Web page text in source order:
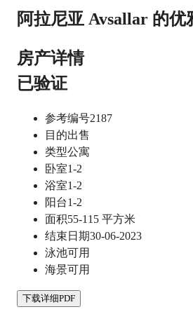
阿拉尼亚 Avsallar 的
房产详情
已验证
参考编号2187
目的出售
类型公寓
卧室1-2
浴室1-2
阳台1-2
面积55-115 平方米
结束日期30-06-2023
泳池可用
海景可用
下载详细PDF